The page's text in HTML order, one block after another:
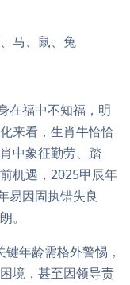
马、鼠、兔
在福中不知福，明
来看，生肖牛恰恰
中象征勤劳、踏
机遇，2025甲辰年
易因固执错失良
。
年龄需格外警惕，
境，甚至因领导责